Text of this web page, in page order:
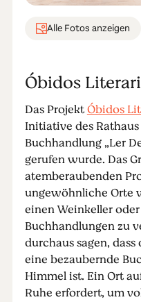
Alle Fotos anzeigen
Óbidos
Das ProjektÓbidos
Initiative des
Buchhandlung „Ler
gerufen wurde. Das
atemberaubenden
ungewöhnliche Orte
einen Weinkeller
Buchhandlungen zu
durchaus sagen,
eine bezaubernde
Himmel ist. Ein Ort
Ruhe erfordert, um